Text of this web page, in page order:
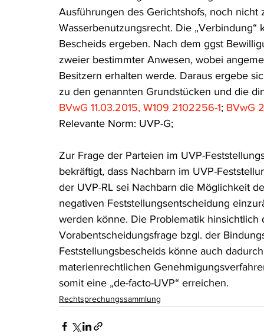
Ausführungen des Gerichtshofs, noch
Wasserbenutzungsrecht. Die
Bescheids ergeben. Nach dem ggst
zweier bestimmter Anwesen, wobei
Besitzern erhalten werde. Daraus ergebe
zu den genannten Grundstücken und die
BVwG 11.03.2015, W109 2102256-1; BVwG
Relevante Norm: UVP-G;
Zur Frage der Parteien im UVP-
bekräftigt, dass Nachbarn im UVP-
der UVP-RL sei Nachbarn die Möglichkeit
negativen Feststellungsentscheidung
werden könne. Die Problematik
Vorabentscheidungsfrage bzgl. der
Feststellungsbescheids könne auch
materienrechtlichen
somit eine „de-facto-UVP“ erreichen.
Rechtsprechungssammlung